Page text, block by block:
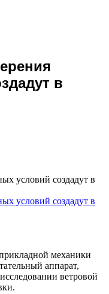
в
условий создадут в
механики
аппарат,
ветровой